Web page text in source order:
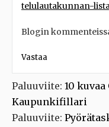
telulautakunnan-
Blogin
Vastaa
Paluuviite: 10
Kaupunkifillari
Paluuviite: